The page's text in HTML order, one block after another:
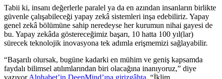
Tabii ki, insanı değerlerle paralel ya da en azından insanların birlikte
güvenle çalışabileceği yapay zekâ sistemleri inşa edebiliriz. Yapay
genel zekâ bölümüne sahip neredeyse her kurumun nihai gayesi de
bu. Yapay zekâda göstereceğimiz başarı, 10 hatta 100 yıl(lar)
sürecek teknolojik inovasyona tek adımla erişmemizi sağlayabilir.
“Başarılı olursak, bugüne kadarki en mühim ve geniş kapsamda
faydalı bilimsel atılımlarından biri olacağına inanıyoruz,” diye
yazıyorAlphabet’in DeepMind’ına girizgâhta. “İklim